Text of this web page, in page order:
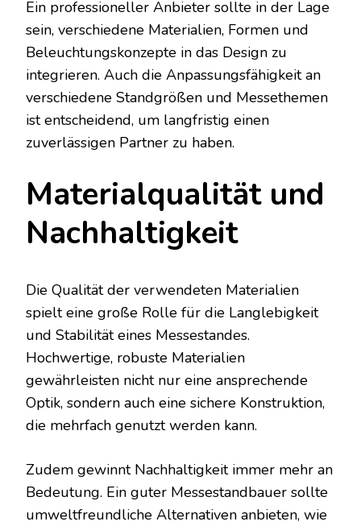
Ein professioneller Anbieter sollte in der Lage
sein, verschiedene Materialien, Formen und
Beleuchtungskonzepte in das Design zu
integrieren. Auch die Anpassungsfähigkeit an
verschiedene Standgrößen und Messethemen
ist entscheidend, um langfristig einen
zuverlässigen Partner zu haben.
Materialqualität und
Nachhaltigkeit
Die Qualität der verwendeten Materialien
spielt eine große Rolle für die Langlebigkeit
und Stabilität eines Messestandes.
Hochwertige, robuste Materialien
gewährleisten nicht nur eine ansprechende
Optik, sondern auch eine sichere Konstruktion,
die mehrfach genutzt werden kann.
Zudem gewinnt Nachhaltigkeit immer mehr an
Bedeutung. Ein guter Messestandbauer sollte
umweltfreundliche Alternativen anbieten, wie